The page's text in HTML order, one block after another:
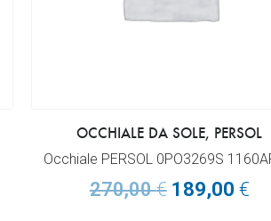
OCCHIALE DA SOLE, PERSOL
Occhiale PERSOL 0PO3269S
270,00€ 189,00 €